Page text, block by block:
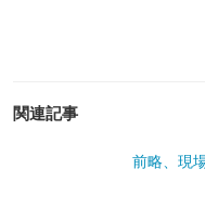
関連記事
前略、現